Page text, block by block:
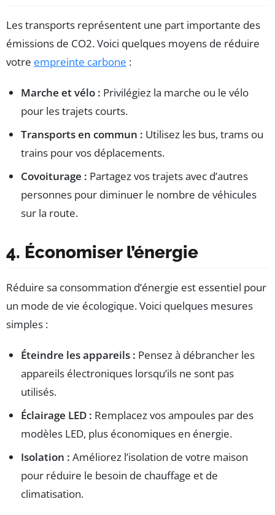
Les transports représentent une part importante des
émissions de CO2. Voici quelques moyens de réduire
votre empreinte carbone :
Marche et vélo : Privilégiez la marche ou le vélo
pour les trajets courts.
Transports en commun : Utilisez les bus, trams ou
trains pour vos déplacements.
Covoiturage : Partagez vos trajets avec d’autres
personnes pour diminuer le nombre de véhicules
sur la route.
4. Économiser l’énergie
Réduire sa consommation d’énergie est essentiel pour
un mode de vie écologique. Voici quelques mesures
simples :
Éteindre les appareils : Pensez à débrancher les
appareils électroniques lorsqu’ils ne sont pas
utilisés.
Éclairage LED : Remplacez vos ampoules par des
modèles LED, plus économiques en énergie.
Isolation : Améliorez l’isolation de votre maison
pour réduire le besoin de chauffage et de
climatisation.